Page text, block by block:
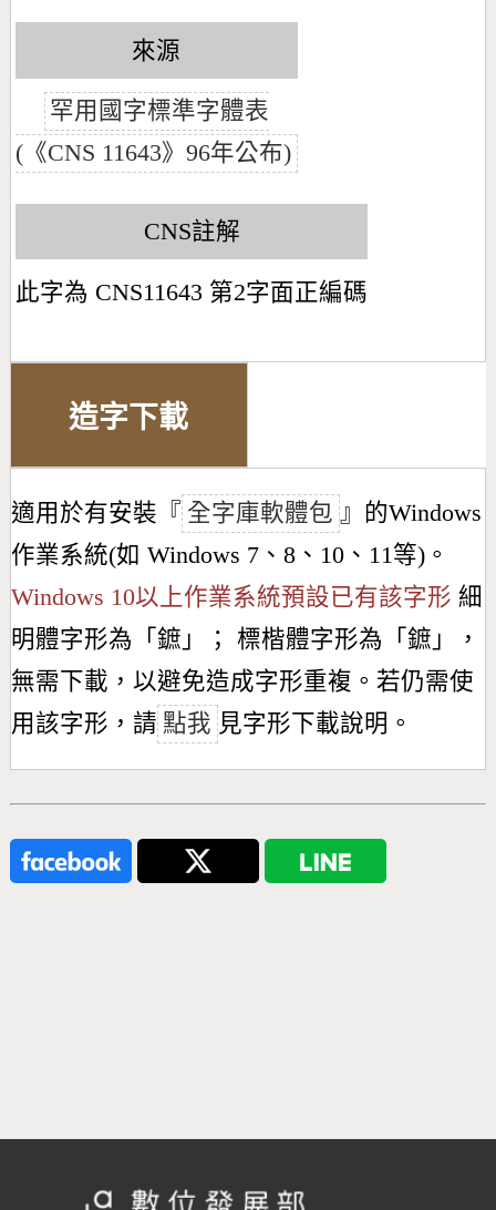
來源
罕用國字標準字體表
(《CNS 11643》96年公布)
CNS註解
此字為 CNS11643 第2字面正編碼
造字下載
適用於有安裝『 全字庫軟體包 』的Windows
作業系統(如 Windows 7、8、10、11等)。
Windows 10以上作業系統預設已有該字形 細
明體字形為「 鏣 」； 標楷體字形為「 鏣 」，
無需下載，以避免造成字形重複。若仍需使
用該字形，請 點我 見字形下載說明。